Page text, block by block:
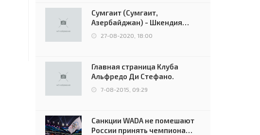
Сумгаит (Сумгаит,
Азербайджан) - Шкендия
(Тетово, Северная
Македония) - 0:2 (0:0)
27-08-2020, 18:00
Главная страница Клуба
Альфредо Ди Стефано.
7-08-2015, 09:29
Санкции WADA не помешают
России принять чемпионат